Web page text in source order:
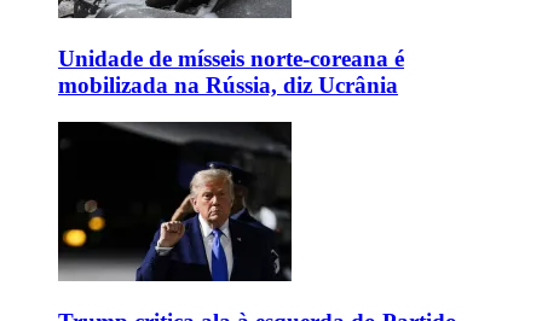
Unidade de mísseis norte-coreana é
mobilizada na Rússia, diz Ucrânia